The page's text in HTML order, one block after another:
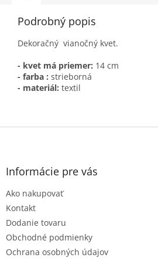
Podrobný popis
Dekoračný vianočný kvet.
- kvet má priemer: 14 cm
- farba : strieborná
- materiál: textil
Z
Informácie pre vás
Ako nakupovať
Kontakt
Dodanie tovaru
Obchodné podmienky
Ochrana osobných údajov